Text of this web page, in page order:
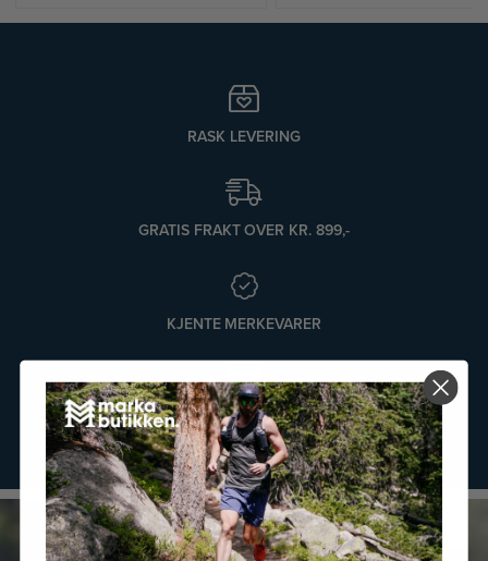
RASK LEVERING
GRATIS FRAKT OVER KR. 899,-
KJENTE MERKEVARER
BETAL MED KLARNA